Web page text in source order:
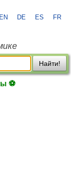
EN DE ES FR
Найти!
⚽